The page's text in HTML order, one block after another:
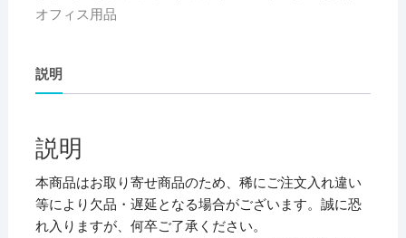
ク
ス
ヤ
ー
ブ
オフィス用品
説明
説明
本商品はお取り寄せ商品のため、稀にご注文入れ違い
等により欠品・遅延となる場合がございます。誠に恐
れ入りますが、何卒ご了承ください。